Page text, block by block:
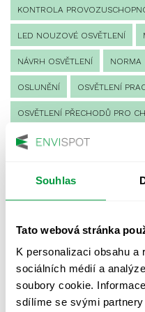
Souhlas
Tato webová stránka
K personalizaci obsahu
sociálních médií a
soubory cookie.
sdílíme se svými
KONTROLA
LED NOUZOVÉ OSVĚTLENÍ
NÁVRH OSVĚTLENÍ NORMA
OSLUNĚNÍ OSVĚTLENÍ
OSVĚTLENÍ PŘECHODŮ PRO
OSVĚTLENÍ SPORTOVIŠŤ
VÝPOČET OSVĚTLENÍ
VÝPOČTY A NÁVRHY